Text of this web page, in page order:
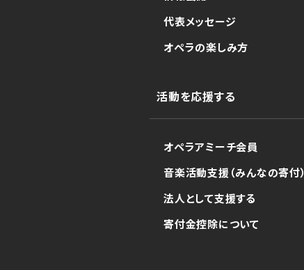
代表メッセージ
オペラの楽しみ方
活動を応援する
オペラアミーチ会員
音楽活動支援（みんなの寄付）
法人として支援する
寄付金控除について